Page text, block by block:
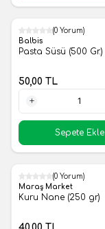
Yeni
(0 Yorum)
Balbis
Pasta Süsü (500 Gr.)
50,00 TL
Sepete Ekle
Yeni
(0 Yorum)
Maraş Market
Kuru Nane (250 gr)